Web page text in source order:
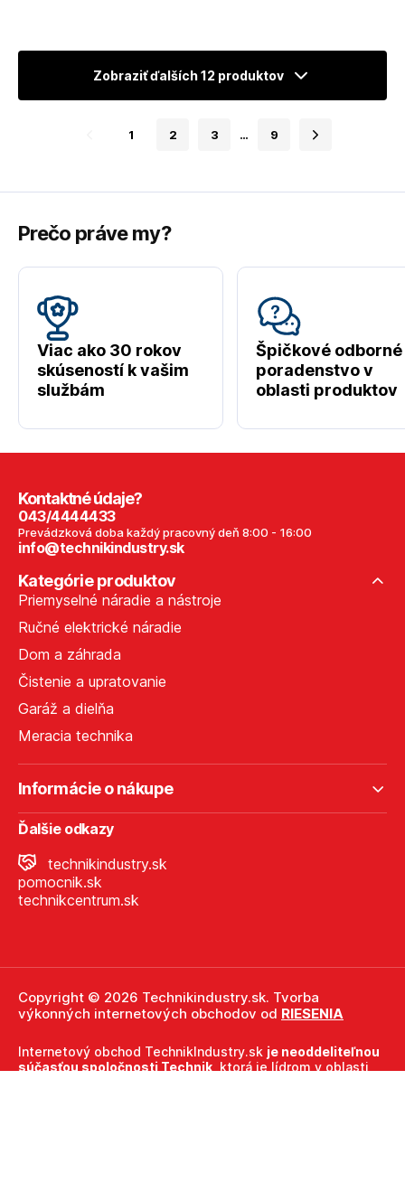
Zobraziť ďalších 12 produktov
1 2 3 … 9
Prečo práve my?
Viac ako 30 rokov
skúseností k vašim
službám
Špičkové odborné
poradenstvo v
oblasti produktov
Kontaktné údaje?
043/4444433
Prevádzková doba každý pracovný deň 8:00 - 16:00
info@technikindustry.sk
Kategórie produktov
Priemyselné náradie a nástroje
Ručné elektrické náradie
Dom a záhrada
Čistenie a upratovanie
Garáž a dielňa
Meracia technika
Informácie o nákupe
Ďalšie odkazy
technikindustry.sk
pomocnik.sk
technikcentrum.sk
Internetový obchod TechnikIndustry.sk je neoddeliteľnou
súčasťou spoločnosti Technik , ktorá je lídrom v oblasti
Copyright © 2026 Technikindustry.sk. Tvorba
výkonných internetových obchodov od RIESENIA